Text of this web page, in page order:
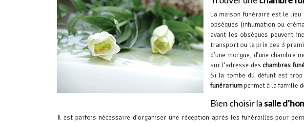
La maison funéraire est le lieu
obsèques (inhumation ou
avant les obsèques peuvent
transport ou le prix des 3
d’une morgue, d’une
sur l’adresse des chambres
Si la tombe du défunt est trop
funérariumpermet à la famille
Bien choisir lasalle
Il est parfois nécessaire d’organiser une réception après les funérailles pour